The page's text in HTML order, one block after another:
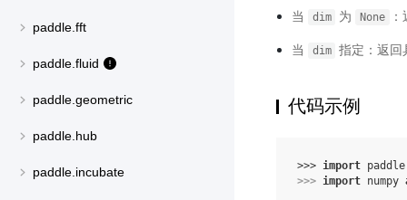
paddle.fft
paddle.fluid
paddle.geometric
paddle.hub
paddle.incubate
当 dim 为 None
当 dim 指定：返
代码示例
>>> import paddle
>>> import numpy